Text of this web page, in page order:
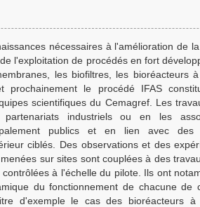
nécessaires à l'amélioration de
l'exploitation de procédés en fort
les biofiltres, les bioréacteurs
prochainement le procédé IFAS
scientifiques du Cemagref. Les
industriels ou en les
publics et en lien avec des
ciblés. Des observations et des
sur sites sont couplées à des
à l'échelle du pilote. Ils ont
du fonctionnement de chacune de
d'exemple le cas des bioréacteurs à